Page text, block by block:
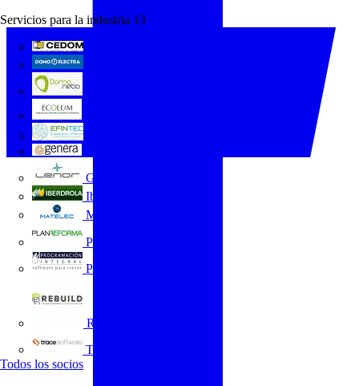
Servicios para la industria 13
Grupo Lenor
Iberdrola
MATELEC
Plan Reforma
Programación Integral
REBUILD
Trace Software
Todos los socios